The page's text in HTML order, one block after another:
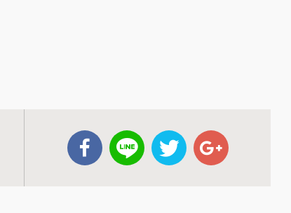
– 一般歯科 – 小児歯科
– 歯